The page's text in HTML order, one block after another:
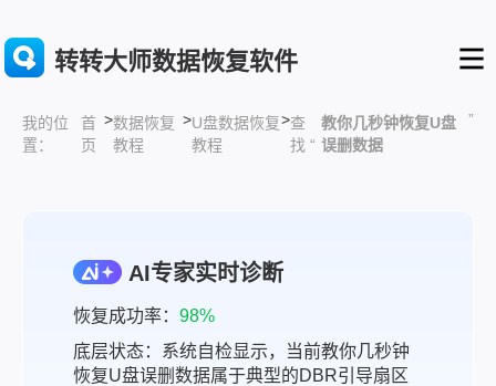
转转大师数据恢复软件
我的位
置：
首
页
>数据恢复
教程
>U盘数据恢复
教程
>查
找 “
教你几秒钟恢复U盘
误删数据
”
AI专家实时诊断
恢复成功率： 98%
底层状态：系统自检显示，当前教你几秒钟
恢复U盘误删数据属于典型的DBR引导扇区